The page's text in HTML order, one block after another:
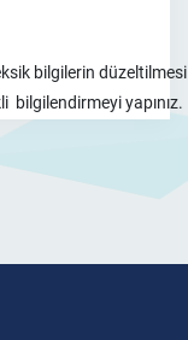
bilgilerin
bilgilendirmeyi yapınız.